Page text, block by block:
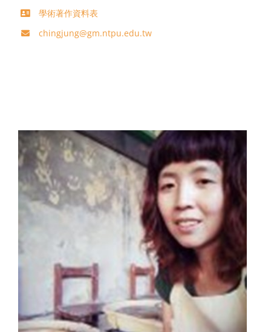
學術著作資料表
chingjung@gm.ntpu.edu.tw